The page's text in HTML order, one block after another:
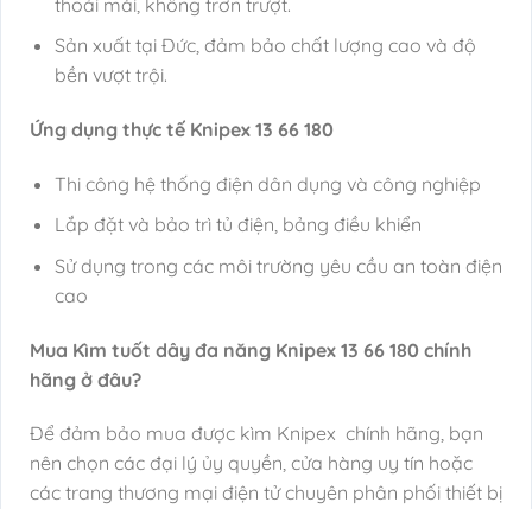
Sản xuất tại Đức, đảm bảo chất lượng cao và độ
bền vượt trội.
Ứng dụng thực tế Knipex 13 66 180
Thi công hệ thống điện dân dụng và công nghiệp
Lắp đặt và bảo trì tủ điện, bảng điều khiển
Sử dụng trong các môi trường yêu cầu an toàn điện
cao
Mua Kìm tuốt dây đa năng Knipex 13 66 180 chính
hãng ở đâu?
Để đảm bảo mua được kìm Knipex chính hãng, bạn
nên chọn các đại lý ủy quyền, cửa hàng uy tín hoặc
các trang thương mại điện tử chuyên phân phối thiết bị